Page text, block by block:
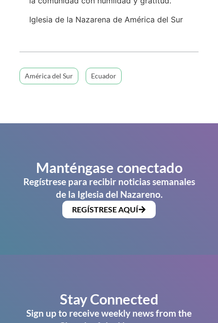
Iglesia de la Nazarena de América del Sur
América del Sur Ecuador
Manténgase conectado
Regístrese para recibir noticias semanales
de la Iglesia del Nazareno.
REGÍSTRESE AQUÍ
Stay Connected
Sign up to receive weekly news from the